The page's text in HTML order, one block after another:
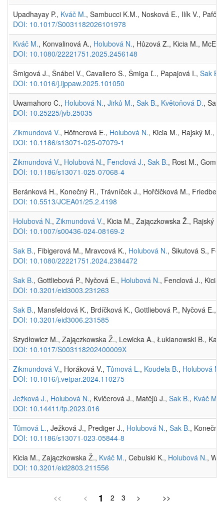
Upadhayay P., Kváč M., Sambucci K.M., Nosková E., Ilík V.,
DOI: 10.1017/S0031182026101978
Kváč M., Konvalinová A., Holubová N., Hůzová Z., Kicia M.,
DOI: 10.1080/22221751.2025.2456148
Šmigová J., Šnábel V., Cavallero S., Šmiga Ľ., Papajová I., Sak B.
DOI: 10.1016/j.ijppaw.2025.101050
Uwamahoro C., Holubová N., Jirků M., Sak B., Květoňová D.,
DOI: 10.25225/jvb.25035
Zikmundová V., Höfnerová E., Holubová N., Kicia M., Rajský M.,
DOI: 10.1186/s13071-025-07079-1
Zikmundová V., Holubová N., Fenclová J., Sak B., Rost M.,
DOI: 10.1186/s13071-025-07068-4
Beránková H., Konečný R., Trávníček J., Hořčičková M.,
DOI: 10.5513/JCEA01/25.2.4198
Holubová N., Zikmundová V., Kicia M., Zajączkowska Ž., Rajský
DOI: 10.1007/s00436-024-08169-2
Sak B., Fibigerová M., Mravcová K., Holubová N., Šikutová S.,
DOI: 10.1080/22221751.2024.2384472
Sak B., Gottliebová P., Nyčová E., Holubová N., Fenclová J., Kicia
DOI: 10.3201/eid3003.231263
Sak B., Mansfeldová K., Brdíčková K., Gottliebová P., Nyčová E.,
DOI: 10.3201/eid3006.231585
Szydłowicz M., Zajączkowska Ž., Lewicka A., Łukianowski B.,
DOI: 10.1017/S003118202400009X
Zikmundová V., Horáková V., Tůmová L., Koudela B., Holubová N.
DOI: 10.1016/j.vetpar.2024.110275
Ježková J., Holubová N., Kvičerová J., Matějů J., Sak B., Kváč M.
DOI: 10.14411/fp.2023.016
Tůmová L., Ježková J., Prediger J., Holubová N., Sak B.,
DOI: 10.1186/s13071-023-05844-8
Kicia M., Zajączkowska Ž., Kváč M., Cebulski K., Holubová N.,
DOI: 10.3201/eid2803.211556
<< < 1 2 3 >
>>